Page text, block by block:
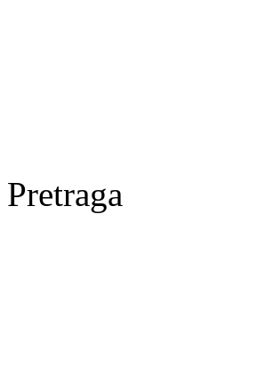
Pretraga